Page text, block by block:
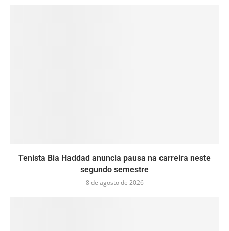
Tenista Bia Haddad anuncia pausa na carreira neste
segundo semestre
8 de agosto de 2026